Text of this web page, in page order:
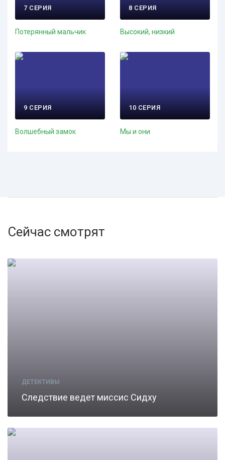
7 СЕРИЯ
Потерянный мальчик
8 СЕРИЯ
Высокий, низкий
9 СЕРИЯ
Волшебный замок
10 СЕРИЯ
Мы и они
Сейчас смотрят
ДЕТЕКТИВЫ
Следствие ведет миссис Сидху